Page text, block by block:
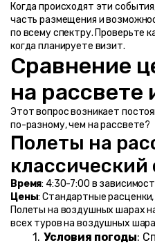
Когда происходят эти
часть размещения и
по всему спектру. Проверьте
когда планируете визит.
Сравнение
на рассвете
Этот вопрос возникает
по-разному, чем на рассвете?
Полеты на
классический
Время: 4:30-7:00 в
Цены: Стандартные
Полеты на воздушных шарах
всех туров на воздушных
Условия погоды: